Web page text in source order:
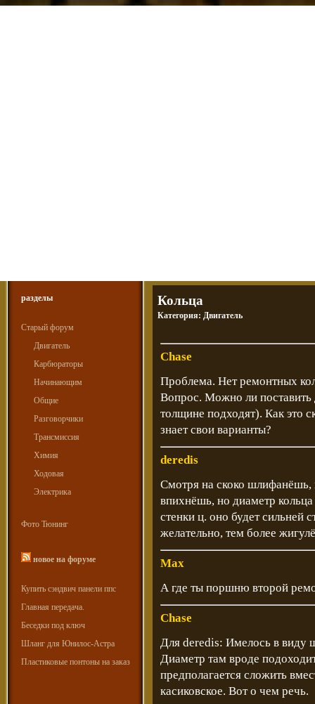
разделы
Старый форум
Двигатель
Карбюраторы
Начинающим
Общие
Разговорчики
Трансмиссия
Химия
Ходовая
Электрика
Фото Тюнинг
новое на форуме
Купить сэндвич панели ппс
Главная передача.
Беседки под ключ
Шланг для Юнилос-Астра
Пластиковые понтоны на заказ
Кольца
Категория: Двигатель
Chase
Проблема. Нет ремонтных
Вопрос. Можно ли поставить
толщине подходят). Как это
знает свои варианты?
deredis
Смотря на скоко шлифанёшь,
впихнёшь, но диаметр кольца
стенки ц. оно будет сильней
желательно, тем более
Max
А где ты поршню второй
Chase
Для deredis: Имелось в виду
Диаметр там вроде
предполагается сложить
касиковское. Вот о чем речь.